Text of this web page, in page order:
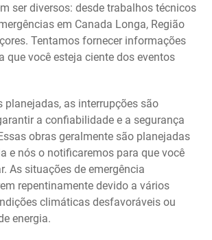
ser diversos: desde trabalhos técnicos
em Canada Longa, Região
Tentamos fornecer informações
que você esteja ciente dos eventos
planejadas, as interrupções são
a confiabilidade e a segurança
obras geralmente são planejadas
e nós o notificaremos para que você
As situações de emergência
repentinamente devido a vários
climáticas desfavoráveis ou
energia.